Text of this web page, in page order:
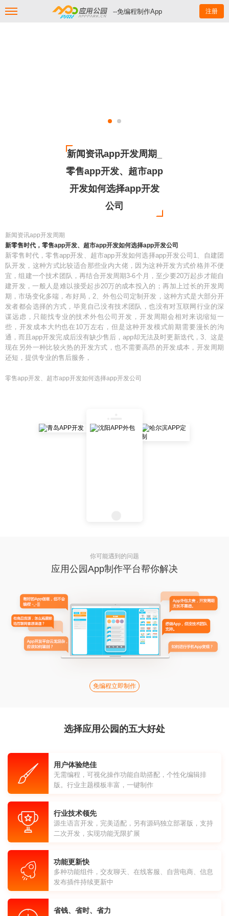
--免编程制作App 注册
新闻资讯app开发周期_
零售app开发、超市app
开发如何选择app开发
公司
新闻资讯app开发周期
新零售时代，零售app开发、超市app开发如何选择app开发公司
新零售时代，零售app开发、超市app开发如何选择app开发公司1、自建团
队开发，这种方式比较适合那些业内大佬，因为这种开发方式价格并不便
宜，组建一个技术团队，再结合开发周期3-6个月，至少要20万起步才能自
建开发，一般人是难以接受起步20万的成本投入的；再加上过长的开发周
期，市场变化多端，布好局，2、外包公司定制开发，这种方式是大部分开
发者都会选择的方式，毕竟自己没有技术团队，也没有对互联网行业的深
谋远虑，只能找专业的技术外包公司开发，开发周期会相对来说缩短一
些，开发成本大约也在10万左右，但是这种开发模式前期需要漫长的沟
通，而且app开发完成后没有缺少售后，app却无法及时更新迭代，3、这是
现在另外一种比较火热的开发方式，也不需要高昂的开发成本，开发周期
还短，提供专业的售后服务，
零售app开发、超市app开发如何选择app开发公司
你可能遇到的问题
应用公园App制作平台帮你解决
免编程立即制作
选择应用公园的五大好处
用户体验绝佳
无需编程，可视化操作功能自助搭配，个性化编辑排
版。行业主题模板丰富，一键制作
行业技术领先
源生语言开发，完美适配，另有源码独立部署版，支持
二次开发，实现功能无限扩展
功能更新快
多种功能组件，交友聊天、在线客服、自营电商、信息
发布插件持续更新中
省钱、省时、省力